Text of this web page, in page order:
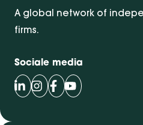
A global network of
firms.
Sociale media
Volg Bentacera op LinkedIn
Volg Bentacera op
Volg Bentacera op
Volg Bentacera